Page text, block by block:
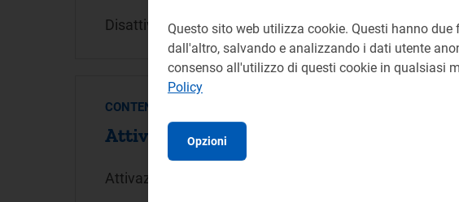
Disattivazione
CONTENUTO - 06/12/2023
Attivazione
Attivazione
Questo sito web utilizza cookie. Questi hanno
dall'altro, salvando e analizzando i dati utente
consenso all'utilizzo di questi cookie in qualsiasi
Policy
Opzioni